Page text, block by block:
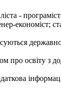
-
економіст;
про освіту з